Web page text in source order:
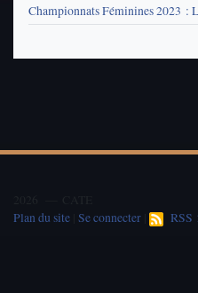
Championnats Féminines 2023 :
Plan du site Se connecter RSS